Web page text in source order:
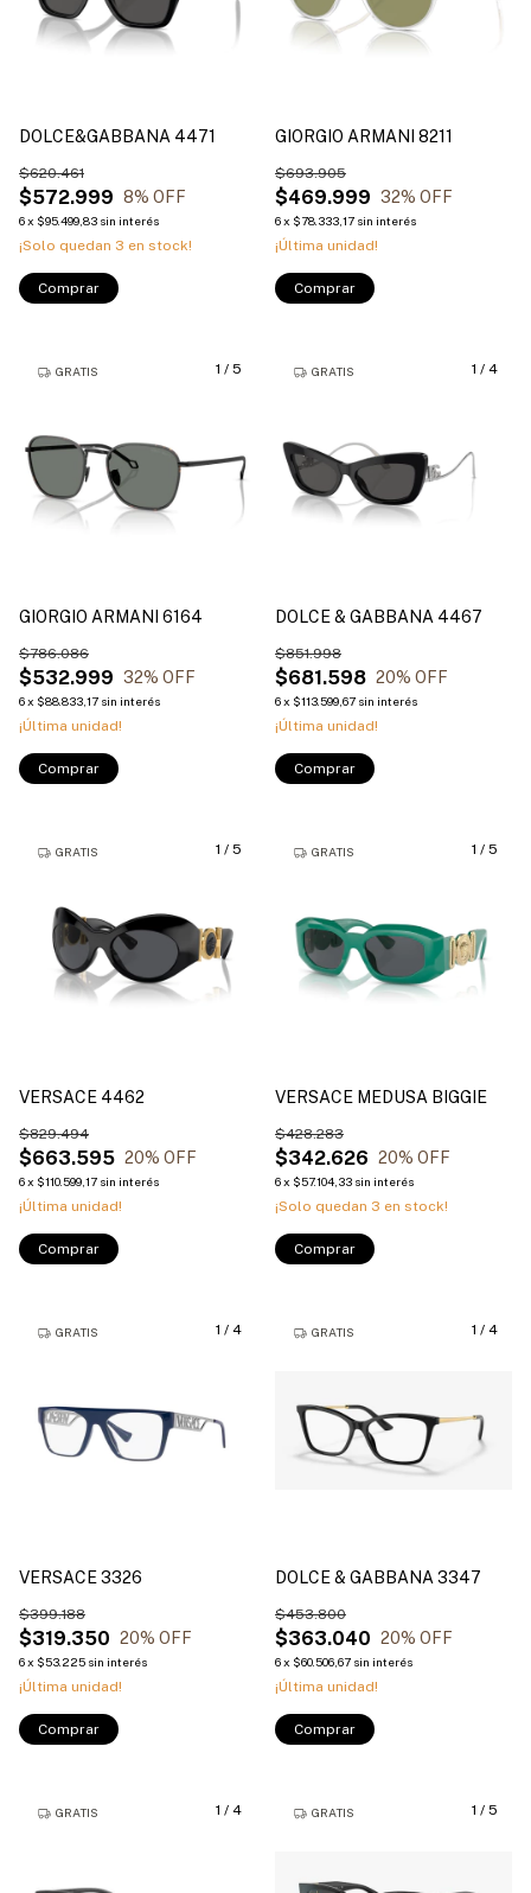
DOLCE&GABBANA 4471
$572.999
$620.461
8% OFF
6x $95.499,83 sin interés
¡Solo quedan 3 en stock!
Comprar
GIORGIO ARMANI 8211
$469.999
$693.905
32% OFF
6x $78.333,17 sin interés
¡Última unidad!
Comprar
1 / 5
GRATIS
GIORGIO ARMANI 6164
$532.999
$786.086
32% OFF
6x $88.833,17 sin interés
¡Última unidad!
Comprar
1 / 4
GRATIS
DOLCE & GABBANA 4467
$681.598
$851.998
20% OFF
6x $113.599,67 sin interés
¡Última unidad!
Comprar
1 / 5
GRATIS
VERSACE 4462
$663.595
$829.494
20% OFF
6x $110.599,17 sin interés
¡Última unidad!
Comprar
1 / 5
GRATIS
VERSACE MEDUSA BIGGIE
$342.626
$428.283
20% OFF
6x $57.104,33 sin interés
¡Solo quedan 3 en stock!
Comprar
1 / 4
GRATIS
VERSACE 3326
$319.350
$399.188
20% OFF
6x $53.225 sin interés
¡Última unidad!
Comprar
1 / 4
GRATIS
DOLCE & GABBANA 3347
$363.040
$453.800
20% OFF
6x $60.506,67 sin interés
¡Última unidad!
Comprar
1 / 4
GRATIS 1 / 5
GRATIS